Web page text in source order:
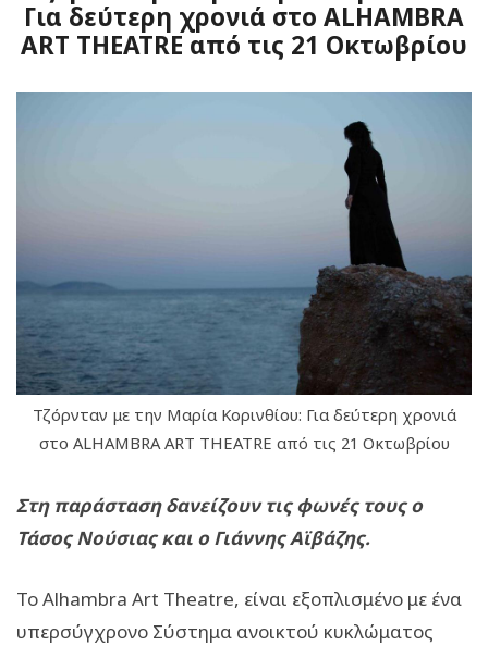
Για δεύτερη χρονιά στο ALHAMBRA
ART THEATRE από τις 21 Οκτωβρίου
Τζόρνταν με την Μαρία Κορινθίου: Για δεύτερη χρονιά
στο ALHAMBRA ART THEATRE από τις 21 Οκτωβρίου
Στη παράσταση δανείζουν τις φωνές τους ο
Τάσος Νούσιας και ο Γιάννης Αϊβάζης.
Το Alhambra Art Theatre, είναι εξοπλισμένο με ένα
υπερσύγχρονο Σύστημα ανοικτού κυκλώματος